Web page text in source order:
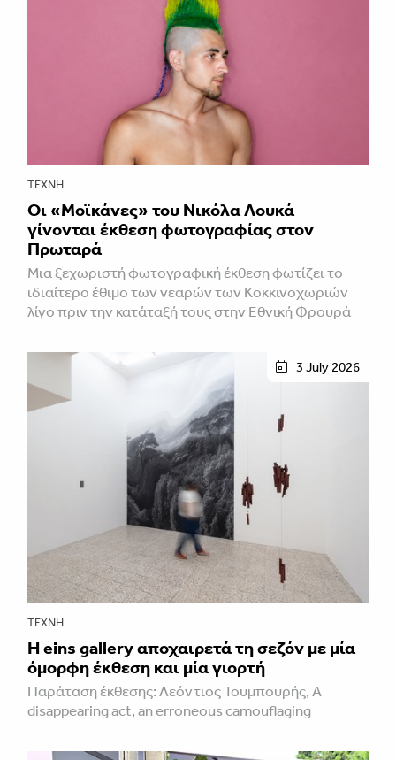
ΤΈΧΝΗ
Οι «Μοϊκάνες» του Νικόλα Λουκά
γίνονται έκθεση φωτογραφίας στον
Πρωταρά
Μια ξεχωριστή φωτογραφική έκθεση φωτίζει το
ιδιαίτερο έθιμο των νεαρών των Κοκκινοχωριών
λίγο πριν την κατάταξή τους στην Εθνική Φρουρά
3 July 2026
ΤΈΧΝΗ
H eins gallery αποχαιρετά τη σεζόν με μία
όμορφη έκθεση και μία γιορτή
Παράταση έκθεσης: Λεόντιος Τουμπουρής, A
disappearing act, an erroneous camouflaging